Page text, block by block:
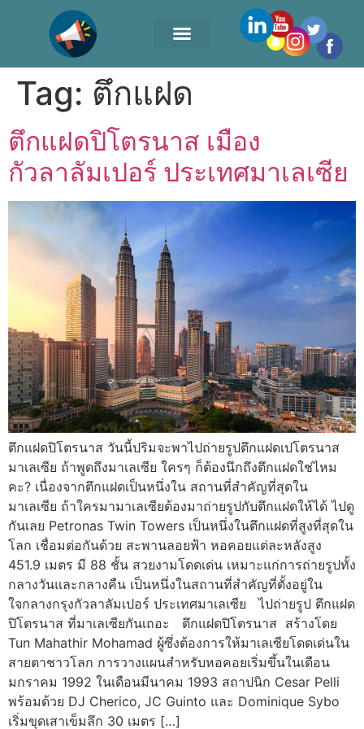
Tag: ตึกแฝด
ตึกแฝดปิโตรนาส เมือง
กัวลาลัมเปอร์ ประเทศมาเลเซีย
ตึกแฝดปิโตรนาส วันนี้ปริมจะพาไปถ่ายรูปตึกแฝดเปโตรนาส
มาเลเซีย ถ้าพูดถึงมาเลเซีย ใครๆ ก็ต้องนึกถึงตึกแฝดใช่ไหม
คะ? เนื่องจากตึกแฝดเป็นหนึ่งใน สถานที่สำคัญที่สุดใน
มาเลเซีย ถ้าใครมามาเลเซียต้องมาถ่ายรูปกับตึกแฝดให้ได้ ไปดู
กันเลย Petronas Twin Towers เป็นหนึ่งในตึกแฝดที่สูงที่สุดใน
โลก เชื่อมต่อกันด้วย สะพานลอยฟ้า หอคอยแต่ละหลังสูง
451.9 เมตร มี 88 ชั้น สวยงามโดดเด่น เหมาะแก่การถ่ายรูปทั้ง
กลางวันและกลางคืน เป็นหนึ่งในสถานที่สำคัญที่ตั้งอยู่ใน
ใจกลางกรุงกัวลาลัมเปอร์ ประเทศมาเลเซีย ไปถ่ายรูป ตึกแฝด
ปิโตรนาส ที่มาเลเซียกันเถอะ ตึกแฝดปิโตรนาส สร้างโดย
Tun Mahathir Mohamad ผู้ซึ่งต้องการให้มาเลเซียโดดเด่นใน
สายตาชาวโลก การวางแผนสำหรับหอคอยเริ่มขึ้นในเดือน
มกราคม 1992 ในเดือนมีนาคม 1993 สถาปนิก Cesar Pelli
พร้อมด้วย DJ Cherico, JC Guinto และ Dominique Sybo
เริ่มขุดเสาเข็มลึก 30 เมตร […]